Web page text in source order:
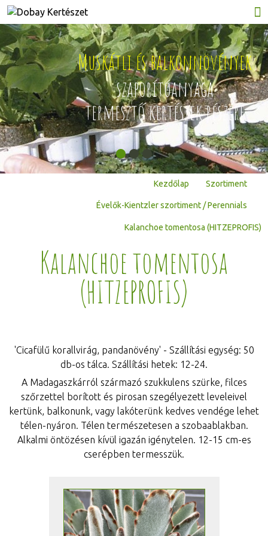
Muskátli és balkonnövények
szaporítóanyaga
termesztő kertészek részére
Kezdőlap Szortiment
Évelők-Kientzler szortiment / Perennials
Kalanchoe tomentosa (HITZEPROFIS)
Kalanchoe tomentosa
(HITZEPROFIS)
'Cicafülű korallvirág, pandanövény' - Szállítási egység: 50
db-os tálca. Szállítási hetek: 12-24.
A Madagaszkárról származó szukkulens szürke, filces
szőrzettel borított és pirosan szegélyezett leveleivel
kertünk, balkonunk, vagy lakóterünk kedves vendége lehet
télen-nyáron. Télen természetesen a szobaablakban.
Alkalmi öntözésen kívül igazán igénytelen. 12-15 cm-es
cserépben termesszük.